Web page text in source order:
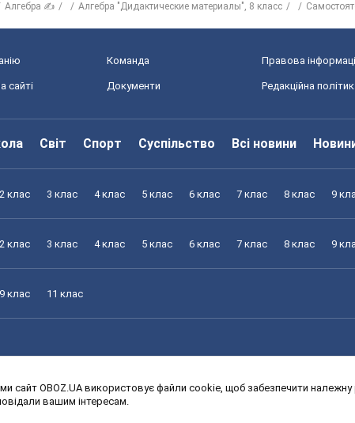
Алгебра ✍ Алгебра "Дидактические материалы", 8 класс
Команда Правова
сайті Документи Редакційна
Світ Спорт Суспільство Всі новини
2 клас 3 клас 4 клас 5 клас 6 клас 7 клас 8 клас 9
2 клас 3 клас 4 клас 5 клас 6 клас 7 клас 8 клас 9
9 клас 11 клас
2 клас 3 клас 4 клас 5 клас 6 клас 7 клас 8 клас 9
сайт OBOZ.UA використовує файли cookie, щоб забезпечити належну
вашим інтересам.